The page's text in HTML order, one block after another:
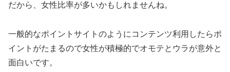
だから、女性比率が多いかもしれませんね。
一般的なポイントサイトのようにコンテンツ利用したらポ
イントがたまるので女性が積極的でオモテとウラが意外と
面白いです。